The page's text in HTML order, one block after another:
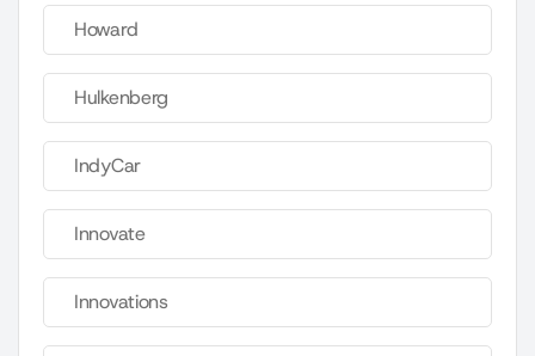
Howard
Hulkenberg
IndyCar
Innovate
Innovations